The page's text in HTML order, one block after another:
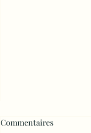
Commentaires